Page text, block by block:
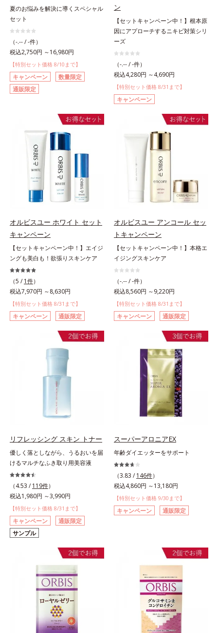
夏のお悩みを解決に導くスペシャル
セット
（-.-- / -件）
税込2,750円 ～16,980円
【特別セット価格 8/10まで】
キャンペーン
数量限定
通販限定
ン
【セットキャンペーン中！】根本原
因にアプローチするニキビ対策シリ
ーズ
（-.-- / -件）
税込4,280円 ～4,690円
【特別セット価格 8/31まで】
キャンペーン
オルビスユー ホワイト セット
キャンペーン
【セットキャンペーン中！】エイジ
ングも美白も！欲張りスキンケア
（5 / 1件）
税込7,970円 ～8,630円
【特別セット価格 8/31まで】
キャンペーン 通販限定
オルビスユー アンコール セッ
トキャンペーン
【セットキャンペーン中！】本格エ
イジングスキンケア
（-.-- / -件）
税込8,560円 ～9,220円
【特別セット価格 8/31まで】
キャンペーン 通販限定
リフレッシング スキン トナー
優しく落としながら、うるおいを届
けるマルチなふき取り用美容液
（4.53 / 119件）
税込1,980円 ～3,990円
【特別セット価格 8/31まで】
キャンペーン
通販限定
サンプル
スーパーアロニアEX
年齢ダイエッターをサポート
（3.83 / 146件）
税込4,860円 ～13,180円
【特別セット価格 9/30まで】
キャンペーン 通販限定